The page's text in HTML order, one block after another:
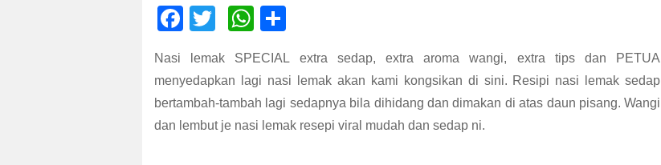
F
ac
e
b
o
T
wi
tt
er
W
h
at
s
A
ar
e
Nasi lemak SPECIAL extra sedap, extra aroma wangi, extra tips dan PETUA
menyedapkan lagi nasi lemak akan kami kongsikan di sini. Resipi nasi lemak sedap
bertambah-tambah lagi sedapnya bila dihidang dan dimakan di atas daun pisang. Wangi
dan lembut je nasi lemak resepi viral mudah dan sedap ni.